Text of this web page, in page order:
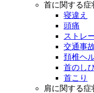
首に関する症
寝違え
頭痛
ストレ
交通事
頚椎ヘ
首のし
首こり
肩に関する症